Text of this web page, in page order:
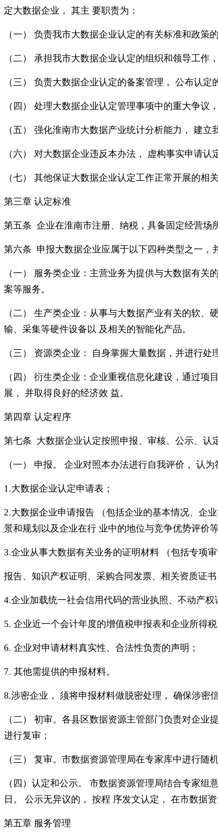
定大数据企业， 其主 要职责为：
（一） 负责我市大数据企业认定的有关标准和政策
（二） 承担我市大数据企业认定的组织和领导工
（三） 负责大数据企业认定的备案管理， 公布认定
（四） 处理大数据企业认定管理事项中的重大争议
（五） 强化淮南市大数据产业统计分析能力， 建
（六） 对大数据企业违反本办法， 虚构事实申请
（七） 其他保证大数据企业认定工作正常开展的相
第三章 认定标准
第五条 企业在淮南市注册、纳税，具备固定经营场
第六条 申报大数据企业应属于以下四种类型之一，
（一） 服务类企业：主营业务为提供与大数据有
案等服务。
（二） 生产类企业：从事与大数据产业有关的软
输、采集等硬件设备以 及相关的智能化产品。
（三） 资源类企业： 自身掌握大量数据，并进行
（四） 衍生类企业：企业重视信息化建设，通过
展， 并取得良好的经济效 益。
第四章 认定程序
第七条 大数据企业认定按照申报、审核、公示、认
（一） 申报。 企业对照本办法进行自我评价， 认
1.大数据企业认定申请表；
2.大数据企业申请报告 （包括企业的基本情况、企
景和规划以及企业在行 业中的地位与竞争优势评价
3.企业从事大数据有关业务的证明材料 （包括专项
报告、知识产权证明、采购合同发票、相关资质证
4.企业加载统一社会信用代码的营业执照、不动产
5. 企业近一个会计年度的增值税申报表和企业所得
6. 企业对申请材料真实性、合法性负责的声明；
7. 其他需提供的申报材料。
8.涉密企业， 须将申报材料做脱密处理， 确保涉密
（二） 初审。各县区数据资源主管部门负责对企
进行复审；
（三） 复审。市数据资源管理局在专家库中进行
（四）认定和公示。 市数据资源管理局结合专家
日。 公示无异议的， 按程 序发文认定， 在市数据
第五章 服务管理